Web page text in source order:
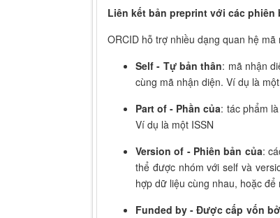
Liên kết bản preprint với các
ORCID hỗ trợ nhiều dạng quan hệ
Self - Tự bản thân: mã nhận
cùng mã nhận diện. Ví dụ là
Part of - Phần của: tác phẩm
Ví dụ là một ISSN
Version of - Phiên bản của:
thể được nhóm với self và
hợp dữ liệu cùng nhau, hoặc
Funded by - Được cấp vốn